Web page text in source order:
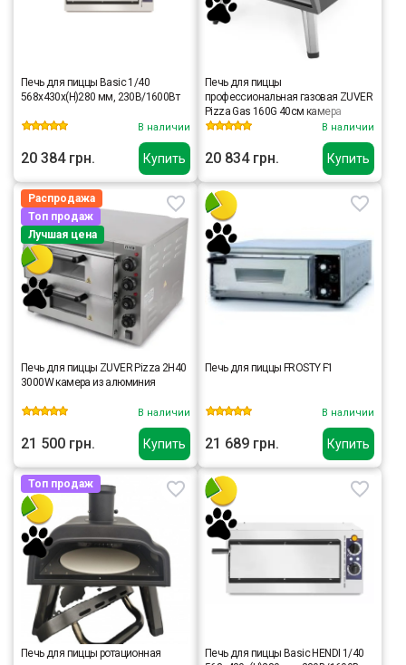
Купить
Печь для пиццы Basic 1/40
568x430x(H)280 мм, 230В/1600Вт
В наличии
20 384 грн. Купить
Печь для пиццы
профессиональная газовая ZUVER
Pizza Gas 160G 40см камера
50см×45см
В наличии
20 834 грн.
Купить
Распродажа
Топ продаж
Лучшая цена
Печь для пиццы ZUVER Pizza 2H40
3000W камера из алюминия
В наличии
21 500 грн. Купить
Печь для пиццы FROSTY F1
В наличии
21 689 грн.
Топ продаж
Печь для пиццы ротационная
Печь для пиццы Basic HENDI 1/40